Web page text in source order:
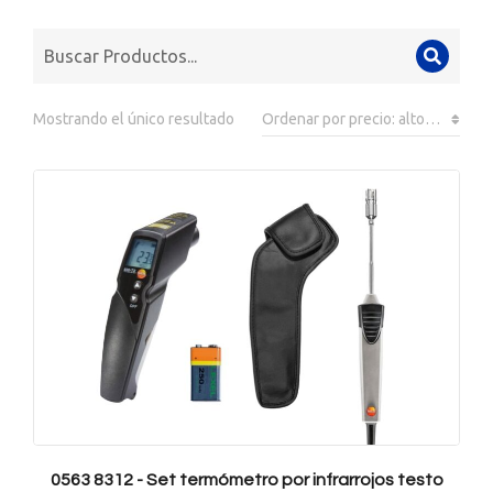
Mostrando el único resultado
0563 8312 - Set termómetro por infrarrojos testo